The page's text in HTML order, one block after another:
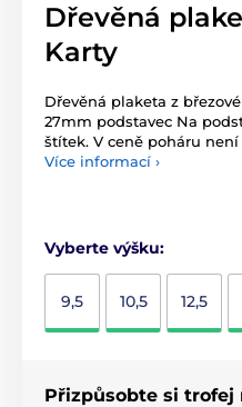
Dřevěná
Karty
Dřevěná plaketa z
27mm podstavec Na
štítek. V ceně poháru
Více informací ›
Vyberte výšku:
9,5 10,5 12,5
Přizpůsobte si trofej